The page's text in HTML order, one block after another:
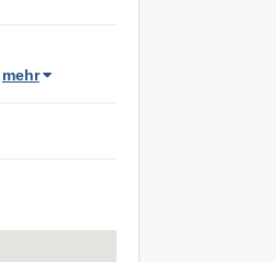
mehr